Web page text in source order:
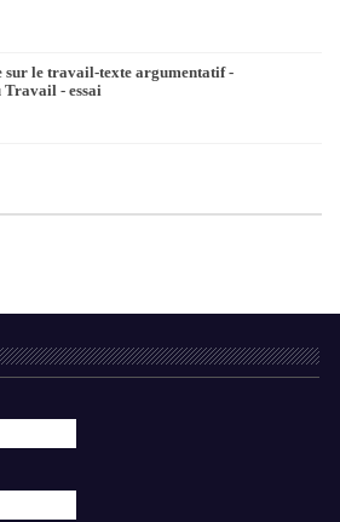
sur le travail-texte argumentatif -
- essai